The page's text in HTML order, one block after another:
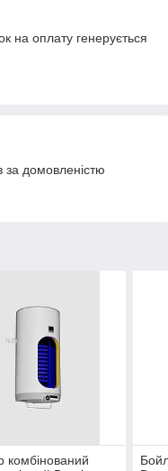
на оплату генерується
за домовленістю
комбінований